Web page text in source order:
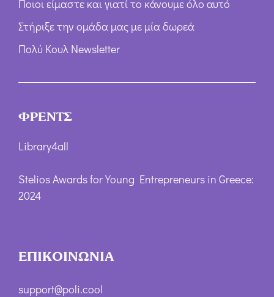
Ποιοι είμαστε και γιατί το κάνουμε όλο αυτό
Στήριξε την ομάδα μας με μία δωρεά
Πολύ Κουλ Newsletter
ΦΡΕΝΤΣ
Library4all
Stelios Awards for Young Entrepreneurs in Greece:
2024
ΕΠΙΚΟΙΝΩΝΙΑ
support@poli.cool